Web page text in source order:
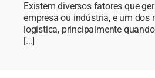
Existem diversos fatores que
empresa ou indústria, e um dos
logística, principalmente
[...]